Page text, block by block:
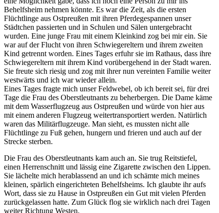
Behelfsheim nehmen könnte. Es war die Zeit, als die ersten
Flüchtlinge aus Ostpreußen mit ihren Pferdegespannen unser
Städtchen passierten und in Schulen und Sälen untergebracht
wurden. Eine junge Frau mit einem Kleinkind zog bei mir ein. Sie
war auf der Flucht von ihren Schwiegereltern und ihrem zweiten
Kind getrennt worden. Eines Tages erfuhr sie im Rathaus, dass ihre
Schwiegereltern mit ihrem Kind vorübergehend in der Stadt waren.
Sie freute sich riesig und zog mit ihrer nun vereinten Familie weiter
westwärts und ich war wieder allein.
Eines Tages fragte mich unser Feldwebel, ob ich bereit sei, für drei
Tage die Frau des Oberstleutnants zu beherbergen. Die Dame käme
mit dem Wasserflugzeug aus Ostpreußen und würde von hier aus
mit einem anderen Flugzeug weitertransportiert werden. Natürlich
waren das Militärflugzeuge. Man sieht, es mussten nicht alle
Flüchtlinge zu Fuß gehen, hungern und frieren und auch auf der
Strecke sterben.
Die Frau des Oberstleutnants kam auch an. Sie trug Reitstiefel,
einen Herrenschnitt und lässig eine Zigarette zwischen den Lippen.
Sie lächelte mich herablassend an und ich schämte mich meines
kleinen, spärlich eingerichteten Behelfsheims. Ich glaubte ihr aufs
Wort, dass sie zu Hause in Ostpreußen ein Gut mit vielen Pferden
zurückgelassen hatte. Zum Glück flog sie wirklich nach drei Tagen
weiter Richtung Westen.